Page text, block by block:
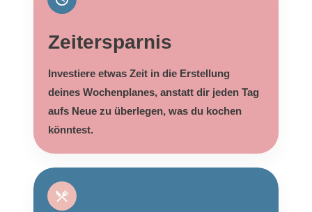
Zeitersparnis
Investiere etwas Zeit in die Erstellung
deines Wochenplanes, anstatt dir jeden Tag
aufs Neue zu überlegen, was du kochen
könntest.